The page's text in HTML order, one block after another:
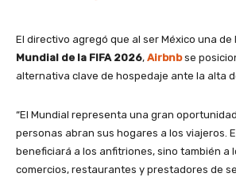
El directivo agregó que al ser México una de
Mundial de la FIFA 2026, Airbnb se
alternativa clave de hospedaje ante la alta
“El Mundial representa una gran
personas abran sus hogares a los viajeros.
beneficiará a los anfitriones, sino también a
comercios, restaurantes y prestadores de